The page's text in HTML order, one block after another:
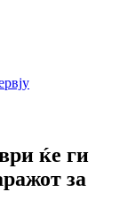
ќе ги
за